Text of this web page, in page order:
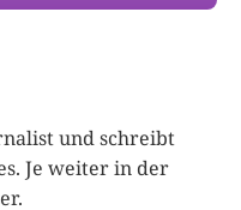
und schreibt
Je weiter in der